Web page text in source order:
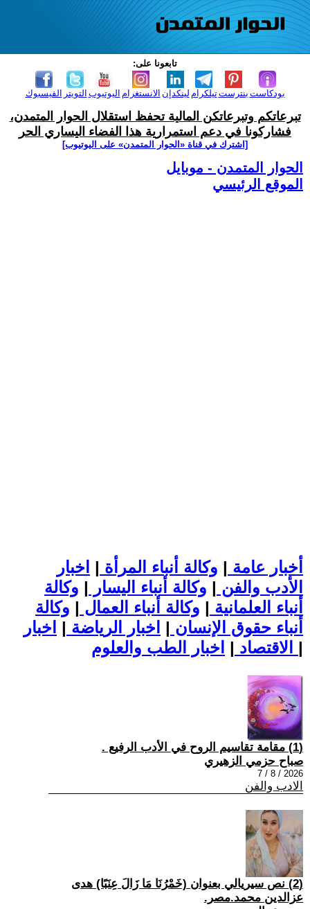
تابعونا على:
الفيسبوك التويتر اليوتيوب الانستغرام لينكدإن تيلكرامبنترست بودكاست
تبرعاتكم وتبرعاتكن المالية تحفظ استقلال الحوار المتمدن،
فشاركونا في دعم استمرارية هذا الفضاء اليساري الحر
[اشترك في قناة ‫«الحوار المتمدن» على اليوتيوب]
الحوار المتمدن - موبايل
الموقع الرئيسي
أخبار عامة | وكالة أنباء المرأة | اخبار
الأدب والفن | وكالة أنباء اليسار | وكالة
أنباء العلمانية | وكالة أنباء العمال | وكالة
أنباء حقوق الإنسان | اخبار الرياضة | اخبار
الاقتصاد | |
(1) مقامة تقاسيم الروح في الأدب الرفيع .
صباح حزمي الزهيري
2026 / 8 / 7
الادب والفن
(2) نص سيريالي بعنوان (خَمْرُنَا مَا زَالَ عِنَبًا) هدى
عزالدين محمد.مصر.